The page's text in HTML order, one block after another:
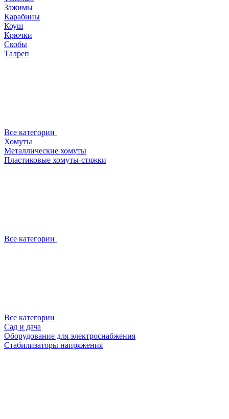
Зажимы
Карабины
Коуш
Крючки
Скобы
Талреп
Все категории
Хомуты
Металлические хомуты
Пластиковые хомуты-стяжки
Все категории
Все категории
Сад и дача
Оборудование для электроснабжения
Стабилизаторы напряжения